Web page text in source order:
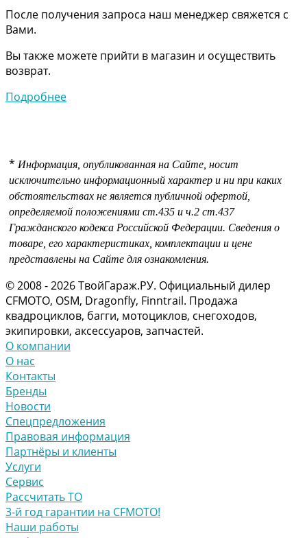
После получения запроса наш менеджер свяжется с
Вами.
Вы также можете прийти в магазин и осуществить
возврат.
Подробнее
* Информация, опубликованная на Сайте, носит
исключительно информационный характер и ни при каких
обстоятельствах не является публичной офертой,
определяемой положениями ст.435 и ч.2 ст.437
Гражданского кодекса Российской Федерации. Сведения о
товаре, его характеристиках, комплектации и цене
представлены на Сайте для ознакомления.
© 2008 - 2026 ТвойГараж.РУ. Официальный дилер
CFMOTO, OSM, Dragonfly, Finntrail. Продажа
квадроциклов, багги, мотоциклов, снегоходов,
экипировки, аксессуаров, запчастей.
О компании
О нас
Контакты
Бренды
Новости
Спецпредложения
Правовая информация
Партнёры и клиенты
Услуги
Сервис
Рассчитать ТО
3-й год гарантии на CFMOTO!
Наши работы